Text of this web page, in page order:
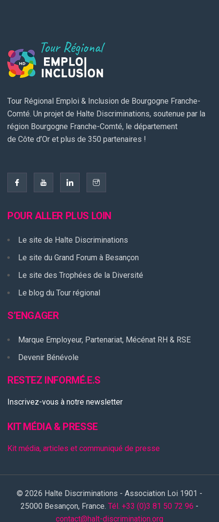
Tour Régional Emploi & Inclusion de Bourgogne Franche-
Comté. Un projet de Halte Discriminations, soutenue par la
région Bourgogne Franche-Comté, le département
de Côte d’Or et plus de 350 partenaires !
POUR ALLER PLUS LOIN
Le site de Halte Discriminations
Le site du Grand Forum à Besançon
Le site des Trophées de la Diversité
Le blog du Tour régional
S’ENGAGER
Marque Employeur, Partenariat, Mécénat RH & RSE
Devenir Bénévole
RESTEZ INFORMÉ.E.S
Inscrivez-vous à notre newsletter
KIT MÉDIA & PRESSE
Kit média, articles et communiqué de presse
© 2026 Halte Discriminations - Association Loi 1901 -
25000 Besançon, France. Tél. +33 (0)3 81 50 72 96 -
contact@halt-discrimination.org